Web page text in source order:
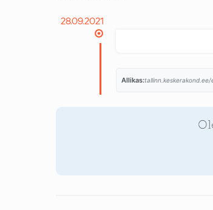
28.09.2021
Allikas:tallinn.keskerakond.ee/